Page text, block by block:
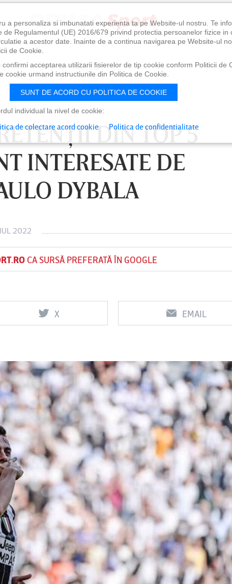
DIN TOP 5
INTERESATE DE
DYBALA
2022
CA SURSĂ PREFERATĂ ÎN GOOGLE
X EMAIL
FCSB UTA Arad
0
Vs
Rapid
0
a personaliza si imbunatati experienta ta pe Website-ul nostru. Te
Regulamentul (UE) 2016/679 privind protectia persoanelor fizice in
a acestor date. Inainte de a continua navigarea pe Website-ul
de Cookie.
acceptarea utilizarii fisierelor de tip cookie conform Politicii de
urmand instructiunile din Politica de Cookie.
SUNT DE ACORD CU POLITICA DE COOKIE
individual la nivel de cookie:
de colectare acord cookie Politica de confidentialitate